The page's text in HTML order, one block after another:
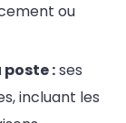
ou
:ses
incluant les